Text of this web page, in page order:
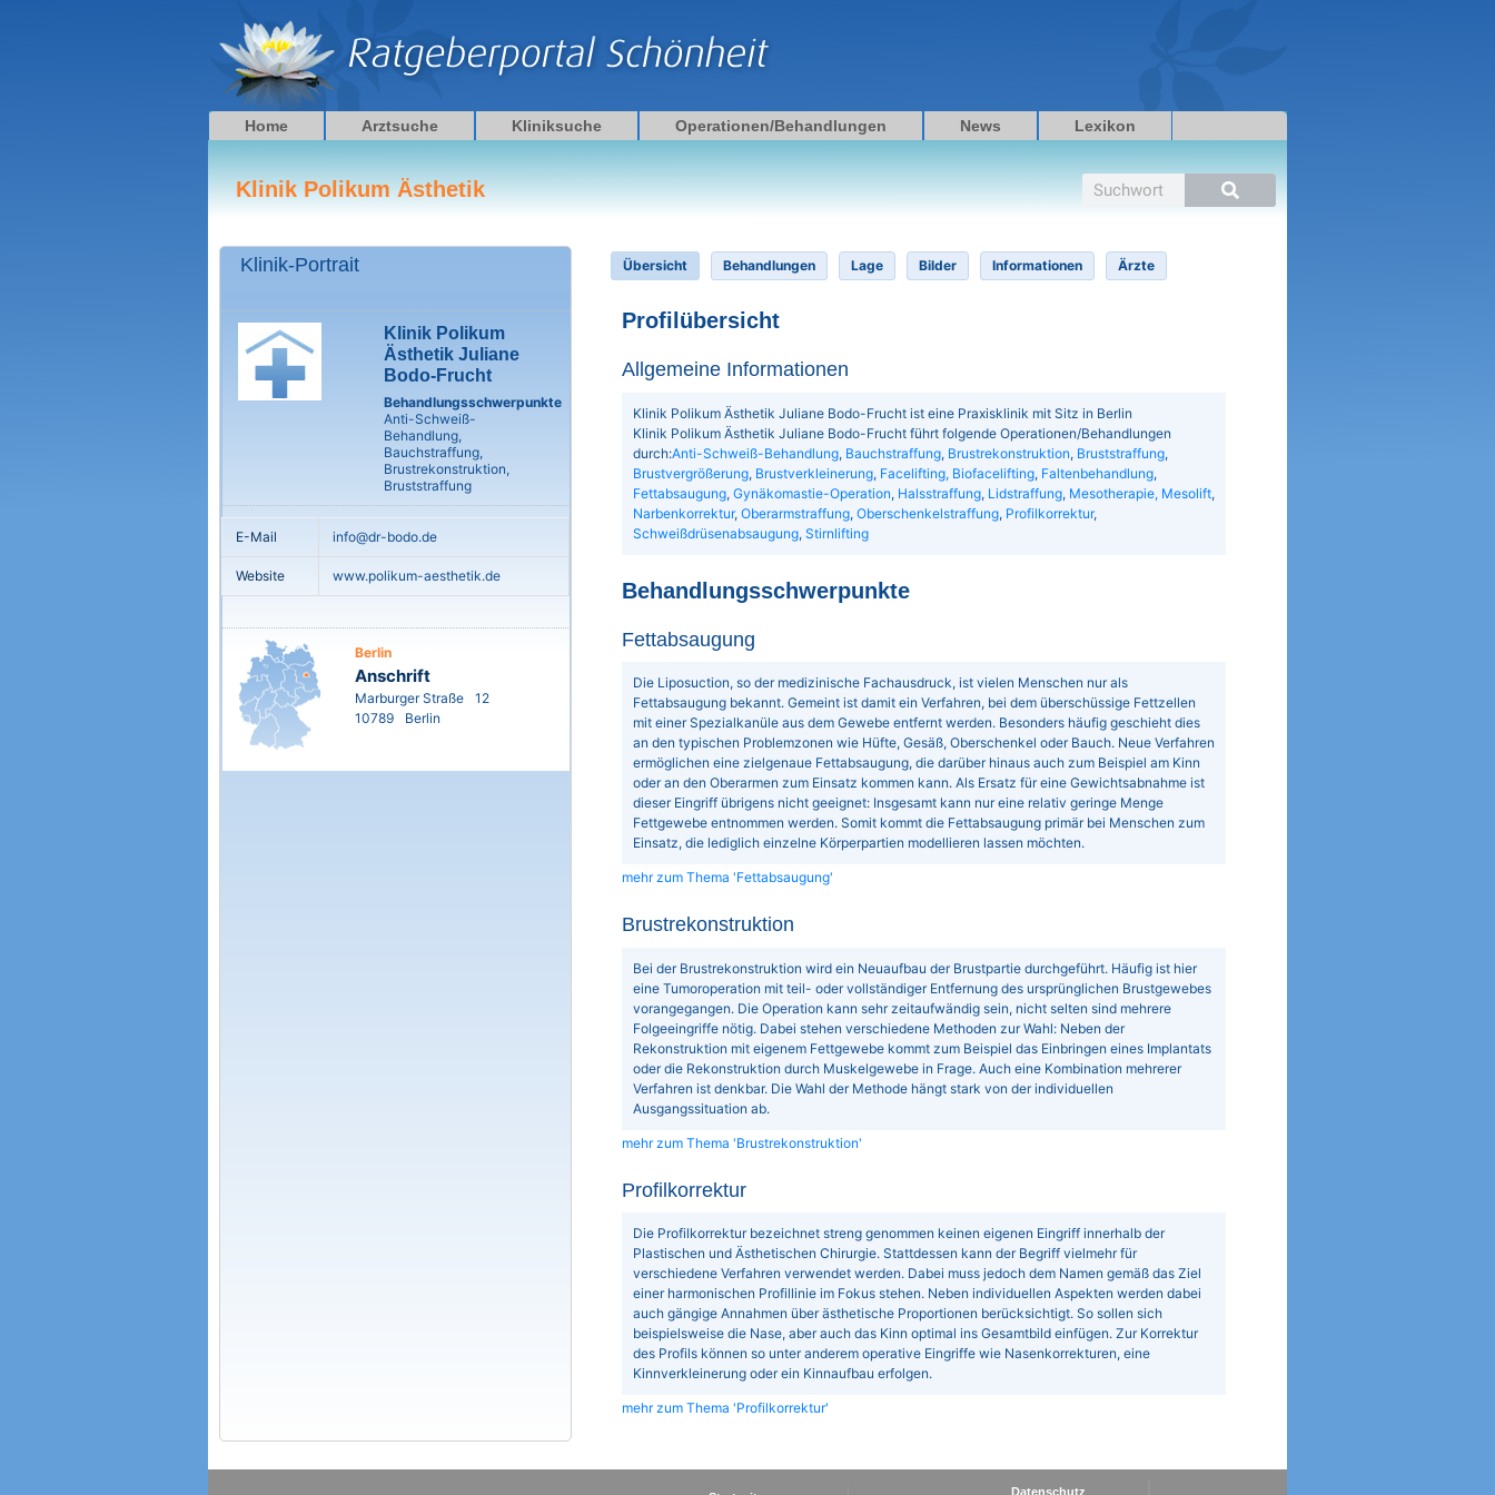
Home Arztsuche Kliniksuche Operationen/Behandlungen News Lexikon
Klinik Polikum Ästhetik Suche
Klinik-Portrait
Klinik Polikum
Ästhetik Juliane
Bodo-Frucht
Behandlungsschwerpunkte
Anti-Schweiß-
Behandlung,
Bauchstraffung,
Brustrekonstruktion,
Bruststraffung
E-Mail info@dr-bodo.de
Website www.polikum-aesthetik.de
Berlin
Anschrift
Marburger Straße
12
10789
Berlin
Übersicht Behandlungen Lage Bilder Informationen Ärzte
Profilübersicht
Allgemeine Informationen
Klinik Polikum Ästhetik Juliane Bodo-Frucht ist eine Praxisklinik mit Sitz in Berlin
Klinik Polikum Ästhetik Juliane Bodo-Frucht führt folgende Operationen/Behandlungen
durch:Anti-Schweiß-Behandlung, Bauchstraffung, Brustrekonstruktion, Bruststraffung,
Brustvergrößerung, Brustverkleinerung, Facelifting, Biofacelifting, Faltenbehandlung,
Fettabsaugung, Gynäkomastie-Operation, Halsstraffung, Lidstraffung, Mesotherapie, Mesolift,
Narbenkorrektur, Oberarmstraffung, Oberschenkelstraffung, Profilkorrektur,
Schweißdrüsenabsaugung, Stirnlifting
Behandlungsschwerpunkte
Fettabsaugung
Die Liposuction, so der medizinische Fachausdruck, ist vielen Menschen nur als
Fettabsaugung bekannt. Gemeint ist damit ein Verfahren, bei dem überschüssige Fettzellen
mit einer Spezialkanüle aus dem Gewebe entfernt werden. Besonders häufig geschieht dies
an den typischen Problemzonen wie Hüfte, Gesäß, Oberschenkel oder Bauch. Neue Verfahren
ermöglichen eine zielgenaue Fettabsaugung, die darüber hinaus auch zum Beispiel am Kinn
oder an den Oberarmen zum Einsatz kommen kann. Als Ersatz für eine Gewichtsabnahme ist
dieser Eingriff übrigens nicht geeignet: Insgesamt kann nur eine relativ geringe Menge
Fettgewebe entnommen werden. Somit kommt die Fettabsaugung primär bei Menschen zum
Einsatz, die lediglich einzelne Körperpartien modellieren lassen möchten.
mehr zum Thema 'Fettabsaugung'
Brustrekonstruktion
Bei der Brustrekonstruktion wird ein Neuaufbau der Brustpartie durchgeführt. Häufig ist hier
eine Tumoroperation mit teil- oder vollständiger Entfernung des ursprünglichen Brustgewebes
vorangegangen. Die Operation kann sehr zeitaufwändig sein, nicht selten sind mehrere
Folgeeingriffe nötig. Dabei stehen verschiedene Methoden zur Wahl: Neben der
Rekonstruktion mit eigenem Fettgewebe kommt zum Beispiel das Einbringen eines Implantats
oder die Rekonstruktion durch Muskelgewebe in Frage. Auch eine Kombination mehrerer
Verfahren ist denkbar. Die Wahl der Methode hängt stark von der individuellen
Ausgangssituation ab.
mehr zum Thema 'Brustrekonstruktion'
Profilkorrektur
Die Profilkorrektur bezeichnet streng genommen keinen eigenen Eingriff innerhalb der
Plastischen und Ästhetischen Chirurgie. Stattdessen kann der Begriff vielmehr für
verschiedene Verfahren verwendet werden. Dabei muss jedoch dem Namen gemäß das Ziel
einer harmonischen Profillinie im Fokus stehen. Neben individuellen Aspekten werden dabei
auch gängige Annahmen über ästhetische Proportionen berücksichtigt. So sollen sich
beispielsweise die Nase, aber auch das Kinn optimal ins Gesamtbild einfügen. Zur Korrektur
des Profils können so unter anderem operative Eingriffe wie Nasenkorrekturen, eine
Kinnverkleinerung oder ein Kinnaufbau erfolgen.
mehr zum Thema 'Profilkorrektur'
Datenschutz